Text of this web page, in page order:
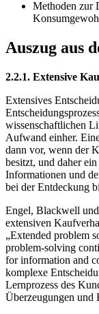
Methoden zur
Auszug aus
2.2.1. Extensive
Extensives
wissenschaftlichen
Aufwand einher.
dann vor, wenn der
besitzt, und daher
Informationen und
bei der Entdeckung
Engel, Blackwell
extensiven
„Extended problem
problem-solving
for information and
komplexe
Lernprozess des
Überzeugungen und